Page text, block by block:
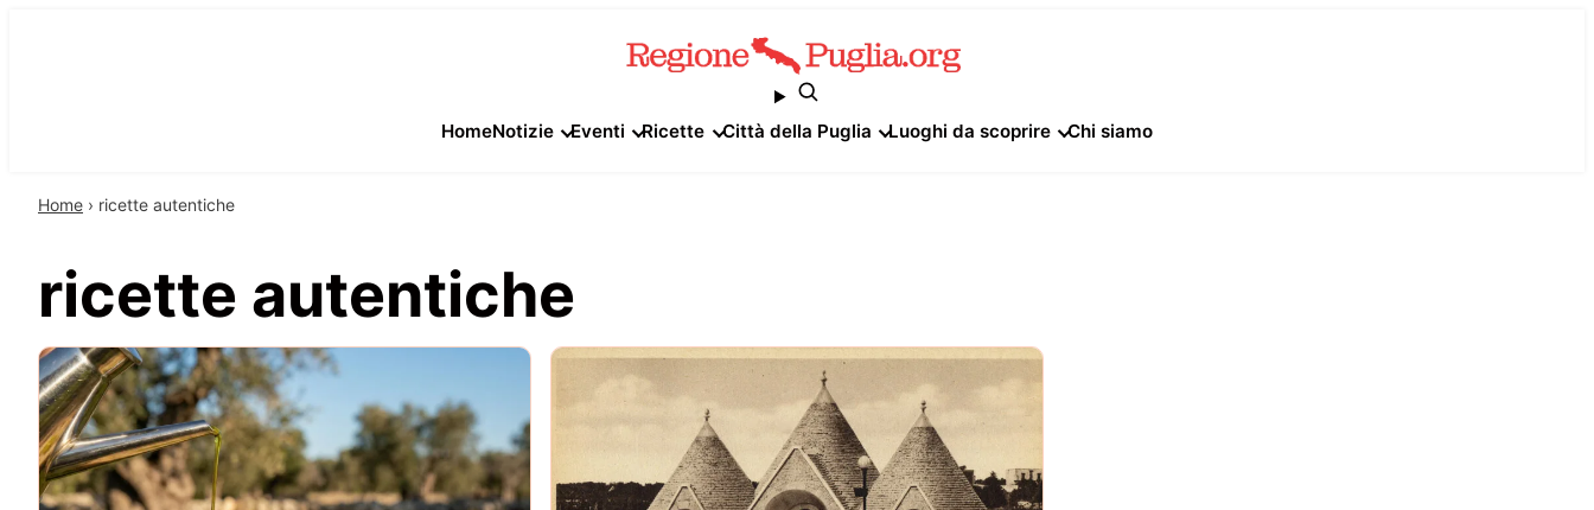
HomeNotizie Eventi Ricette Città della Puglia Luoghi da scoprire Chi siamo
Home › ricette autentiche
ricette autentiche